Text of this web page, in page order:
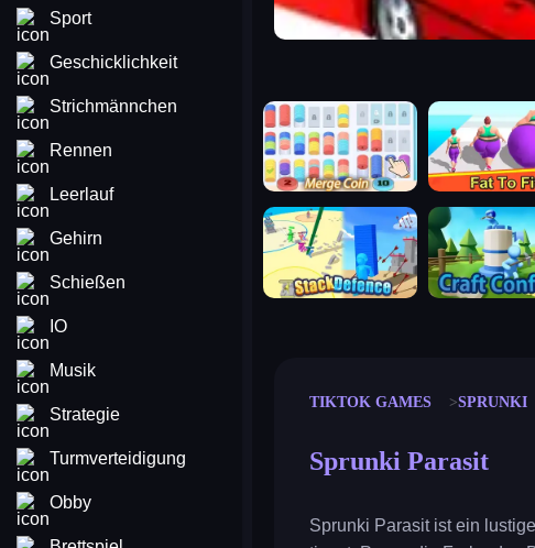
Sport
Geschicklichkeit
Strichmännchen
Rennen
Leerlauf
Gehirn
Schießen
IO
Musik
Strategie
Turmverteidigung
Obby
merge coin fat to fit
stack defence craft conflict
TIKTOK GAMES SPRUNKI
Sprunki Parasit
Sprunki Parasit ist ein